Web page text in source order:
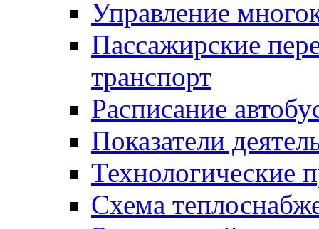
Управление
Пассажирские
транспорт
Расписание
Показатели
Технологические
Схема